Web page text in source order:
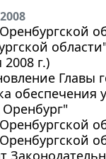
г.)
Главы
обеспечения
Оренбург"